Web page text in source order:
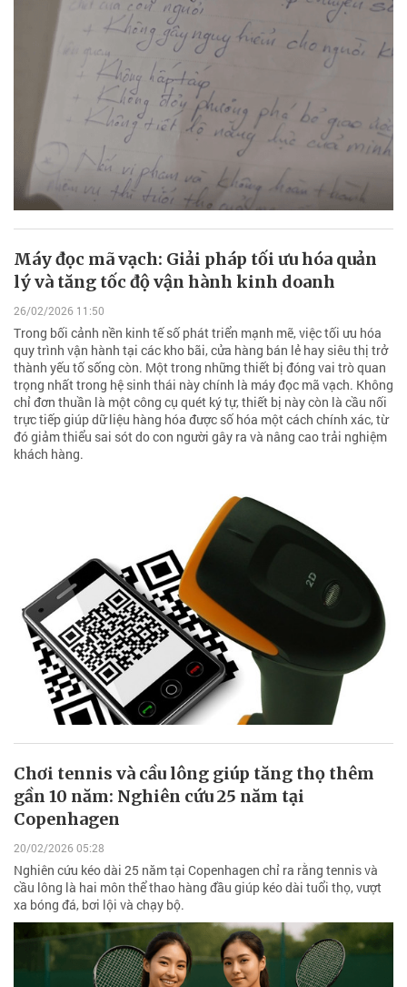
Máy đọc mã vạch: Giải pháp tối ưu hóa quản
lý và tăng tốc độ vận hành kinh doanh
26/02/2026 11:50
Trong bối cảnh nền kinh tế số phát triển mạnh mẽ, việc tối ưu hóa
quy trình vận hành tại các kho bãi, cửa hàng bán lẻ hay siêu thị trở
thành yếu tố sống còn. Một trong những thiết bị đóng vai trò quan
trọng nhất trong hệ sinh thái này chính là máy đọc mã vạch. Không
chỉ đơn thuần là một công cụ quét ký tự, thiết bị này còn là cầu nối
trực tiếp giúp dữ liệu hàng hóa được số hóa một cách chính xác, từ
đó giảm thiểu sai sót do con người gây ra và nâng cao trải nghiệm
khách hàng.
Chơi tennis và cầu lông giúp tăng thọ thêm
gần 10 năm: Nghiên cứu 25 năm tại
Copenhagen
20/02/2026 05:28
Nghiên cứu kéo dài 25 năm tại Copenhagen chỉ ra rằng tennis và
cầu lông là hai môn thể thao hàng đầu giúp kéo dài tuổi thọ, vượt
xa bóng đá, bơi lội và chạy bộ.